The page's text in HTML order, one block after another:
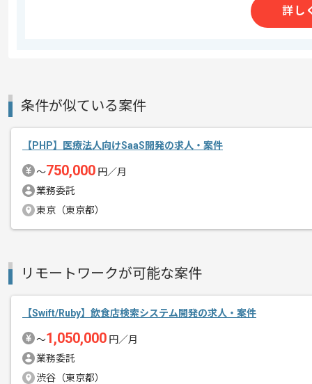
その他募集要項
募集人数
大手自動車部品メーカーにて、ネイテ
複数案件を保有している企業ですので、
新しいアイディアや技術を積極的に導入
詳し
条件が似ている案件
【PHP】医療法人向けSaaS開発の求人・案件
〜750,000 円／月
業務委託
東京（東京都）
リモートワークが可能な案件
【Swift/Ruby】飲食店検索システム開発の求人・案件
〜1,050,000 円／月
業務委託
渋谷（東京都）